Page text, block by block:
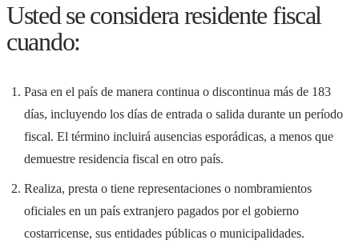
Usted se considera residente fiscal
cuando:
Pasa en el país de manera continua o discontinua más de 183
días, incluyendo los días de entrada o salida durante un período
fiscal. El término incluirá ausencias esporádicas, a menos que
demuestre residencia fiscal en otro país.
Realiza, presta o tiene representaciones o nombramientos
oficiales en un país extranjero pagados por el gobierno
costarricense, sus entidades públicas o municipalidades.